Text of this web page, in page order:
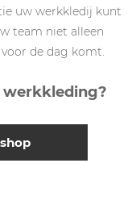
uw werkkledij kunt
team niet alleen
de dag komt.
werkkleding?